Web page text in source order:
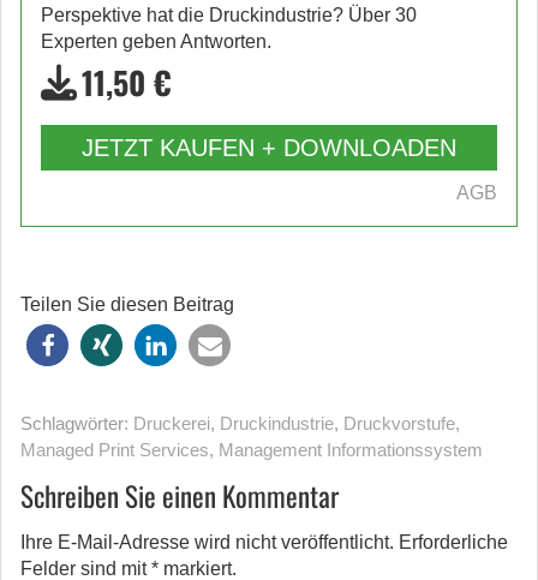
Perspektive hat die Druckindustrie? Über 30
Experten geben Antworten.
11,50 €
JETZT KAUFEN + DOWNLOADEN
AGB
Teilen Sie diesen Beitrag
Schlagwörter: Druckerei, Druckindustrie, Druckvorstufe,
Managed Print Services, Management Informations­system
Schreiben Sie einen Kommentar
Ihre E-Mail-Adresse wird nicht veröffentlicht. Erforderliche
Felder sind mit* markiert.